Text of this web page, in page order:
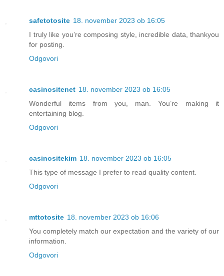
safetotosite 18. november 2023 ob 16:05
I truly like you’re composing style, incredible data, thankyou
for posting.
Odgovori
casinositenet 18. november 2023 ob 16:05
Wonderful items from you, man. You’re making it
entertaining blog.
Odgovori
casinositekim 18. november 2023 ob 16:05
This type of message I prefer to read quality content.
Odgovori
mttotosite 18. november 2023 ob 16:06
You completely match our expectation and the variety of our
information.
Odgovori